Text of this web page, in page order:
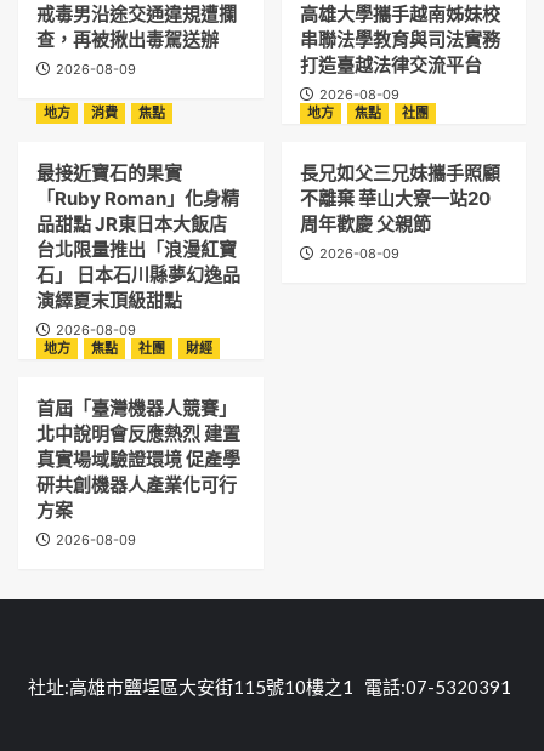
戒毒男沿途交通違規遭攔
查，再被揪出毒駕送辦
2026-08-09
高雄大學攜手越南姊妹校
串聯法學教育與司法實務
打造臺越法律交流平台
2026-08-09
地方
消費 焦點
最接近寶石的果實
「Ruby Roman」化身精
品甜點 JR東日本大飯店
台北限量推出「浪漫紅寶
石」 日本石川縣夢幻逸品
演繹夏末頂級甜點
2026-08-09
地方 焦點 社團
長兄如父三兄妹攜手照顧
不離棄 華山大寮一站20
周年歡慶 父親節
2026-08-09
地方 焦點 社團 財經
首屆「臺灣機器人競賽」
北中說明會反應熱烈 建置
真實場域驗證環境 促產學
研共創機器人產業化可行
方案
2026-08-09
社址:高雄市鹽埕區大安街115號10樓之1 電話:07-5320391